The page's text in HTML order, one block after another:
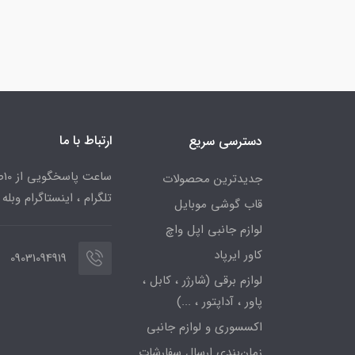
دسترسی سریع
جدیدترین محصولات
قاب گوشی موبایل
لوازم جانبی اپل واچ
کاور ایرپاد
لوازم برقی (شارژر ، کابل ،
پاور ، آداپتور ، ...)
اکسسوری و لوازم جانبی
ارتباط با ما
تلگرام ، اینستاگرام وبله
09031094919